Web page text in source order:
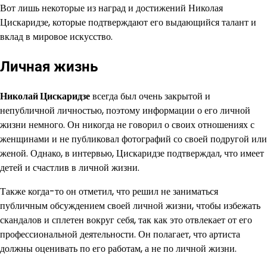
Вот лишь некоторые из наград и достижений Николая
Цискаридзе, которые подтверждают его выдающийся талант и
вклад в мировое искусство.
Личная жизнь
Николай Цискаридзевсегда был очень закрытой и
непубличной личностью, поэтому информации о его личной
жизни немного. Он никогда не говорил о своих отношениях с
женщинами и не публиковал фотографий со своей подругой или
женой. Однако, в интервью, Цискаридзе подтверждал, что имеет
детей и счастлив в личной жизни.
Также когда-то он отметил, что решил не заниматься
публичным обсуждением своей личной жизни, чтобы избежать
скандалов и сплетен вокруг себя, так как это отвлекает от его
профессиональной деятельности. Он полагает, что артиста
должны оценивать по его работам, а не по личной жизни.